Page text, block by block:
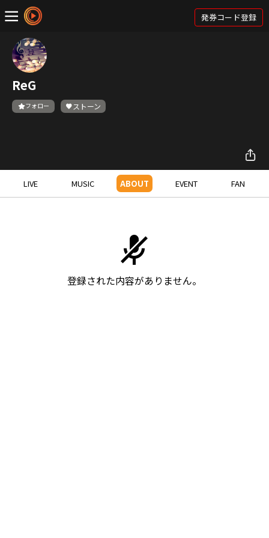
発券コード登録
ReG
フォロー ストーン
LIVE MUSIC ABOUT EVENT FAN
登録された内容がありません。